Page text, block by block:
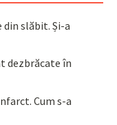
din slăbit. Și-a
dezbrăcate în
Cum s-a